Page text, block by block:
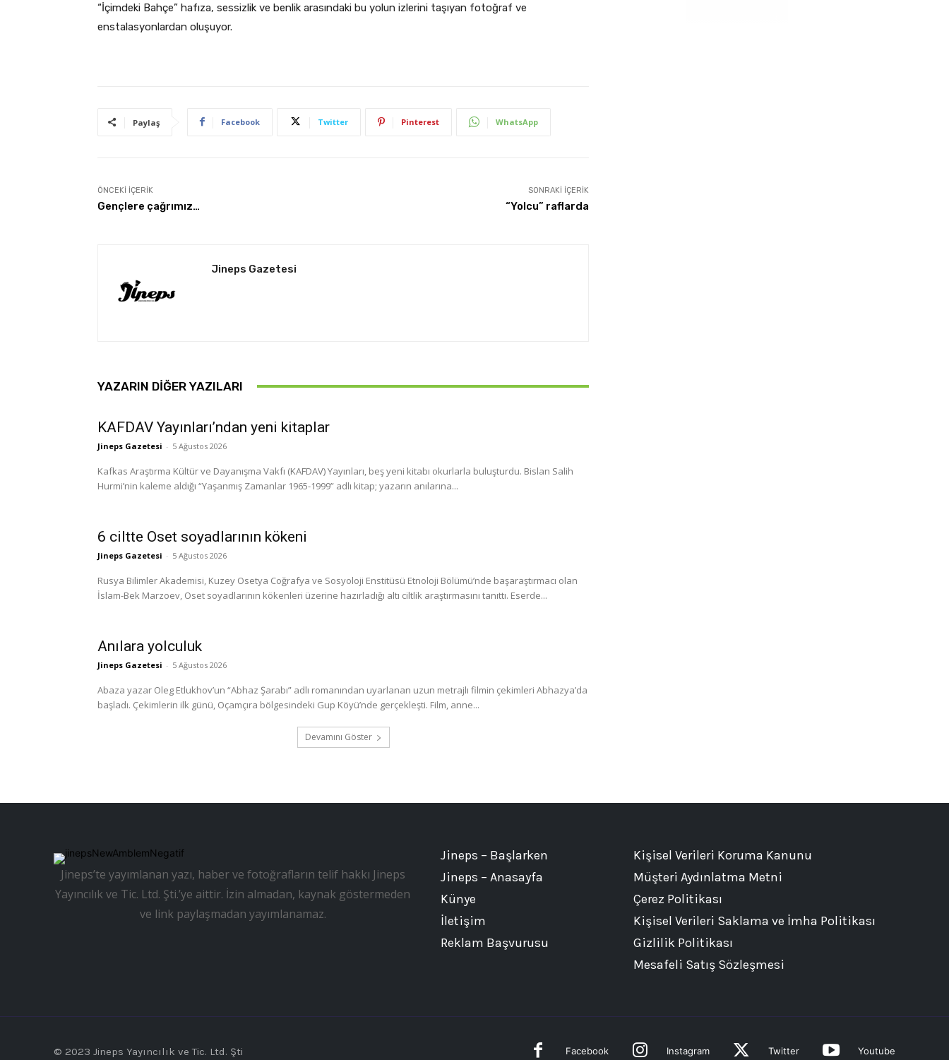
“İçimdeki Bahçe” hafıza, sessizlik ve benlik arasındaki bu yolun izlerini taşıyan fotoğraf ve
enstalasyonlardan oluşuyor.
Paylaş Facebook Twitter Pinterest WhatsApp
ÖNCEKI İÇERIK
Gençlere çağrımız…
SONRAKI İÇERIK
“Yolcu” raflarda
Jineps Gazetesi
YAZARIN DIĞER YAZILARI
KAFDAV Yayınları’ndan yeni kitaplar
Jineps Gazetesi - 5 Ağustos 2026
Kafkas Araştırma Kültür ve Dayanışma Vakfı (KAFDAV) Yayınları, beş yeni kitabı okurlarla buluşturdu. Bislan Salih
Hurmi’nin kaleme aldığı “Yaşanmış Zamanlar 1965-1999” adlı kitap; yazarın anılarına...
6 ciltte Oset soyadlarının kökeni
Jineps Gazetesi - 5 Ağustos 2026
Rusya Bilimler Akademisi, Kuzey Osetya Coğrafya ve Sosyoloji Enstitüsü Etnoloji Bölümü’nde başaraştırmacı olan
İslam-Bek Marzoev, Oset soyadlarının kökenleri üzerine hazırladığı altı ciltlik araştırmasını tanıttı. Eserde...
Anılara yolculuk
Jineps Gazetesi - 5 Ağustos 2026
Abaza yazar Oleg Etlukhov’un “Abhaz Şarabı” adlı romanından uyarlanan uzun metrajlı filmin çekimleri Abhazya’da
başladı. Çekimlerin ilk günü, Oçamçıra bölgesindeki Gup Köyü’nde gerçekleşti. Film, anne...
Devamını Göster
Jineps’te yayımlanan yazı, haber ve fotoğrafların telif hakkı Jineps
Yayıncılık ve Tic. Ltd. Şti.’ye aittir. İzin almadan, kaynak göstermeden
ve link paylaşmadan yayımlanamaz.
Jineps – Başlarken
Jineps – Anasayfa
Künye
İletişim
Reklam Başvurusu
Kişisel Verileri Koruma Kanunu
Müşteri Aydınlatma Metni
Çerez Politikası
Kişisel Verileri Saklama ve İmha Politikası
Gizlilik Politikası
Mesafeli Satış Sözleşmesi
© 2023 Jineps Yayıncılık ve Tic. Ltd. Şti Facebook Instagram Twitter Youtube